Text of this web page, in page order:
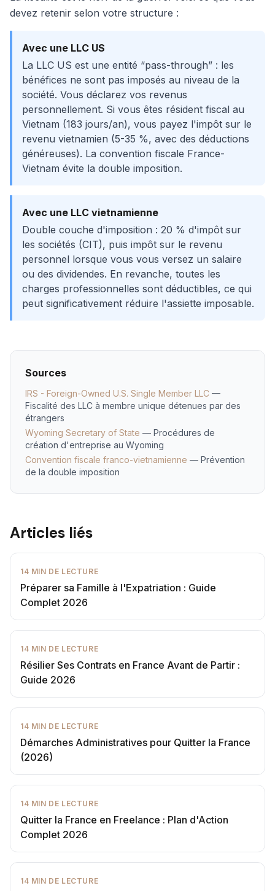
devez retenir selon votre structure :
Avec une LLC US
La LLC US est une entité “pass-through” : les
bénéfices ne sont pas imposés au niveau de la
société. Vous déclarez vos revenus
personnellement. Si vous êtes résident fiscal au
Vietnam (183 jours/an), vous payez l'impôt sur le
revenu vietnamien (5-35 %, avec des déductions
généreuses). La convention fiscale France-
Vietnam évite la double imposition.
Avec une LLC vietnamienne
Double couche d'imposition : 20 % d'impôt sur
les sociétés (CIT), puis impôt sur le revenu
personnel lorsque vous vous versez un salaire
ou des dividendes. En revanche, toutes les
charges professionnelles sont déductibles, ce qui
peut significativement réduire l'assiette imposable.
Sources
IRS - Foreign-Owned U.S. Single Member LLC —
Fiscalité des LLC à membre unique détenues par des
étrangers
Wyoming Secretary of State — Procédures de
création d'entreprise au Wyoming
Convention fiscale franco-vietnamienne — Prévention
de la double imposition
Articles liés
14 MIN DE LECTURE
Préparer sa Famille à l'Expatriation : Guide
Complet 2026
14 MIN DE LECTURE
Résilier Ses Contrats en France Avant de Partir :
Guide 2026
14 MIN DE LECTURE
Démarches Administratives pour Quitter la France
(2026)
14 MIN DE LECTURE
Quitter la France en Freelance : Plan d'Action
Complet 2026
14 MIN DE LECTURE